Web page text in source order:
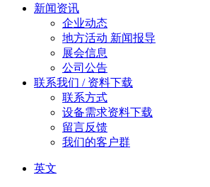
新闻资讯
企业动态
地方活动 新闻报导
展会信息
公司公告
联系我们 / 资料下载
联系方式
设备需求资料下载
留言反馈
我们的客户群
英文